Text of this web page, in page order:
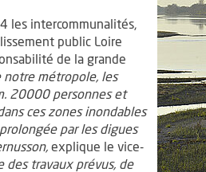
les intercommunalités,
public Loire
de la grande
notre métropole, les
20000 personnes et
ces zones inondables
par les digues
explique le vice-
des travaux prévus, de